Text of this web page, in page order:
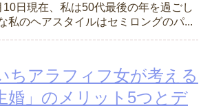
10日現在、私は50代最後の年を過ごし
私のヘアスタイルはセミロングのパ...
ちアラフィフ女が考える
婚」のメリット5つとデ